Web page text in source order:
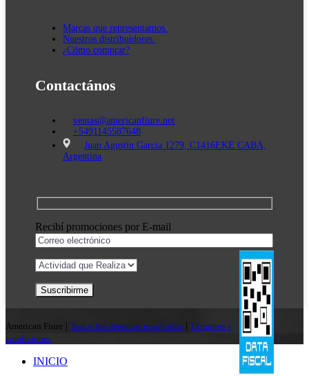
Marcas que representamos.
Nuestros distribuidores.
¿Cómo comprar?
Contactános
ventas@americanfiure.net
+5491145587648
Juan Agustín García 1279, C1416EKE CABA,
Argentina
Recibí promociones por E-mail
American Fiure | Todos los derechos reservados | Términos y
condiciones
INICIO